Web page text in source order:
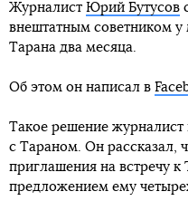
Журналист Юрий Бутусов
внештатным советником
Тарана два месяца.
Об этом он написал в
Такое решение журналист
с Тараном. Он рассказал,
приглашения на встречу к
предложением ему